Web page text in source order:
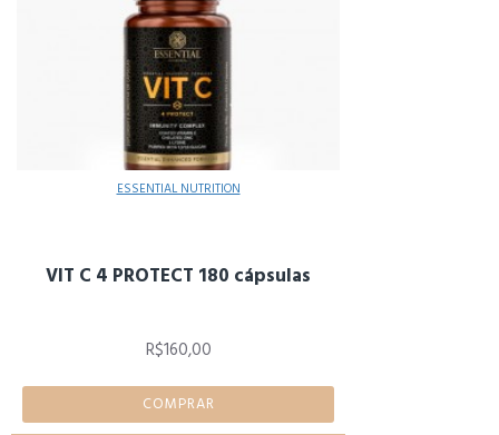
ESSENTIAL NUTRITION
VIT C 4 PROTECT 180 cápsulas
R$160,00
COMPRAR